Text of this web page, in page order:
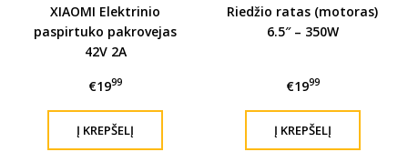
XIAOMI Elektrinio
paspirtuko pakrovejas
42V 2A
€1999
Riedžio ratas (motoras)
6.5″ – 350W
€1999